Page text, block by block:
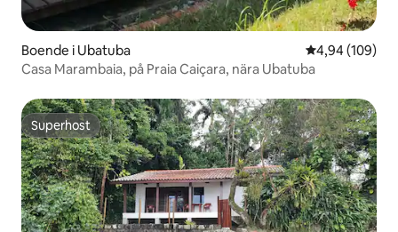
Boende i Ubatuba 4,94 av 5 i
4,94 (109)
Casa Marambaia, på Praia Caiçara, nära Ubatuba
Superhost
Superhost